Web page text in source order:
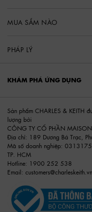
MUA SẮM NÀO
PHÁP LÝ
KHÁM PHÁ ỨNG DỤNG
Sản phẩm CHARLES & KEITH
lượng bởi
CÔNG TY CỔ PHẦN
Địa chỉ: 189 Dương Bá Trạc,
Mã số doanh nghiệp:
TP. HCM
Hotline: 1900 252 538
Email: customers@charleskeith.vn